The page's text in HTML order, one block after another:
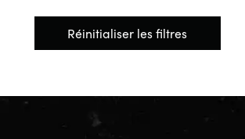
Réinitialiser les filtres